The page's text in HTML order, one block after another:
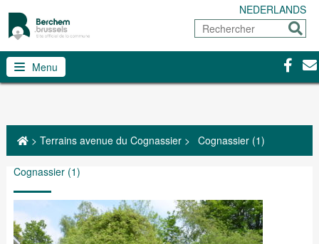
NEDERLANDS
Rechercher
Menu
> Terrains avenue du Cognassier> Cognassier (1)
Cognassier (1)